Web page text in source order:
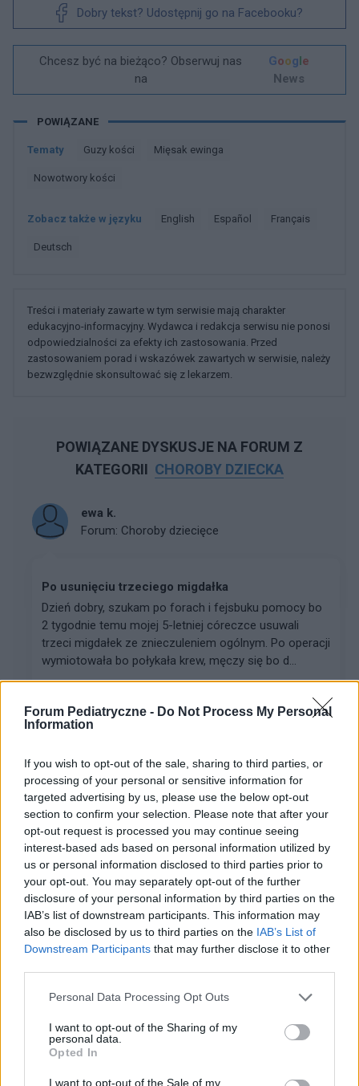
Forum Pediatryczne - Do Not Process My Personal
Information
If you wish to opt-out of the sale, sharing to third parties, or
processing of your personal or sensitive information for
targeted advertising by us, please use the below opt-out
section to confirm your selection. Please note that after your
opt-out request is processed you may continue seeing
interest-based ads based on personal information utilized by
us or personal information disclosed to third parties prior to
your opt-out. You may separately opt-out of the further
disclosure of your personal information by third parties on the
IAB’s list of downstream participants. This information may
also be disclosed by us to third parties on the IAB’s List of
Downstream Participants that may further disclose it to other
Personal Data Processing Opt Outs
I want to opt-out of the Sharing of my
personal data.
Opted In
I want to opt-out of the Sale of my
Dobry tekst? Udostępnij go na Facebooku?
Chcesz być na bieżąco? Obserwuj nas
na
Google
News
POWIĄZANE
Tematy Guzy kości Mięsak ewinga
Nowotwory kości
Zobacz także w języku english español français
deutsch
Treści i materiały zawarte w tym serwisie mają charakter
edukacyjno-informacyjny. Wydawca i redakcja serwisu nie ponosi
odpowiedzialności za efekty ich zastosowania. Przed
zastosowaniem porad i wskazówek zawartych w serwisie, należy
bezwzględnie skonsultować się z lekarzem.
POWIĄZANE DYSKUSJE NA FORUM Z
KATEGORII CHOROBY DZIECKA
ewa k.
Forum: Choroby dziecięce
Po usunięciu trzeciego migdałka
Dzień dobry, szukam po forach i fejsbuku pomocy bo
2 tygodnie temu mojej 5-letniej córeczce usuwali
trzeci migdałek ze znieczuleniem ogólnym. Po operacji
wymiotowała bo połykała krew, męczy się bo d...
gość
Ból brzucha ciągły u 6-latki
Dzień dobry Córka od ponad roku skarży się na ból
brzucha. Dwukrotnie w odstępie 10 m-cy miała USG,
które nic nie wykazało. W 08.2023 wyszła obniżona
hemoglobina. Od września bierze żelazo Ferum, wi...
wiktor305
Forum:Przypadki pediatryczne
Metanabol a niedobor wzrostu.
niedobor wzrostu metanabolem (metanabol 5mg)?
Proszę o szybką odpowiedz, z góry dziekuję.